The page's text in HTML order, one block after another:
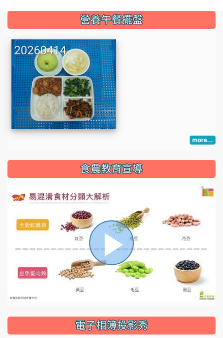
::: 營養午餐擺盤
more...
::: 食農教育宣導
播
放
電子相簿投影秀